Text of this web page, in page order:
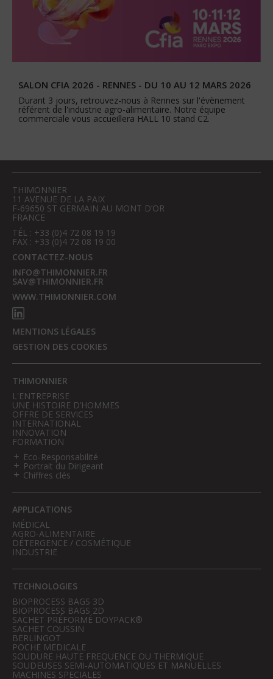
SALON CFIA 2026 - RENNES - DU 10 AU 12 MARS 2026
Durant 3 jours, retrouvez-nous à Rennes sur l'évènement
référent de l'industrie agro-alimentaire. Notre équipe
commerciale vous accueillera HALL 10 stand C2.
THIMONNIER
11 AVENUE DE LA PAIX
F-69650 ST GERMAIN AU MONT D’OR
FRANCE
TÉL : +33 (0)4 72 08 19 19
FAX : +33 (0)4 72 08 19 00
CONTACTEZ-NOUS
INFO@THIMONNIER.FR
SAV@THIMONNIER.FR
WWW.THIMONNIER.COM
MENTIONS LÉGALES
GESTION DES COOKIES
THIMONNIER
L'ENTREPRISE
UNE HISTOIRE D’HOMMES
OFFRE DE SERVICES
INTERNATIONAL
INNOVATION
FORMATION
Eco-Responsabilité
Portrait du Dirigeant
Chiffres clés
APPLICATIONS
MÉDICAL
AGRO-ALIMENTAIRE
DÉTERGENCE / COSMÉTIQUE
INDUSTRIE
TECHNOLOGIES
BIOPROCESS BAGS 3D
BIOPROCESS BAGS 2D
SACHET PRÉFORMÉ DOYPACK®
SACHET COUSSIN
BERLINGOT
POCHE MEDICALE
SOUDURE HAUTE FREQUENCE OU THERMIQUE
SOUDEUSES SEMI-AUTOMATIQUES ET MANUELLES
MACHINES SPECIALES